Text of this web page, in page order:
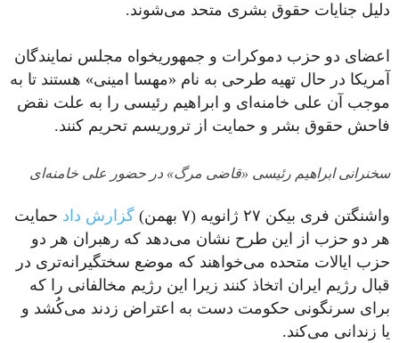
دلیل جنایات حقوق بشری متحد می‌شوند.
اعضای دو حزب دموکرات و جمهوریخواه مجلس نمایندگان
آمریکا در حال تهیه طرحی به نام «مهسا امینی» هستند تا به
موجب آن علی خامنه‌ای و ابراهیم رئیسی را به علت نقض
فاحش حقوق بشر و حمایت از تروریسم تحریم کنند.
سخنرانی ابراهیم رئیسی «قاضی مرگ» در حضور علی خامنه‌ای
واشنگتن فری بیکن ۲۷ ژانویه (۷ بهمن) گزارش داد حمایت
هر دو حزب از این طرح نشان می‌دهد که رهبران هر دو
حزب ایالات متحده می‌خواهند که موضع سختگیرانه‌تری در
قبال رژیم ایران اتخاذ کنند زیرا این رژیم مخالفانی را که
برای سرنگونی حکومت دست به اعتراض زدند می‌کُشد و
یا زندانی می‌کند.